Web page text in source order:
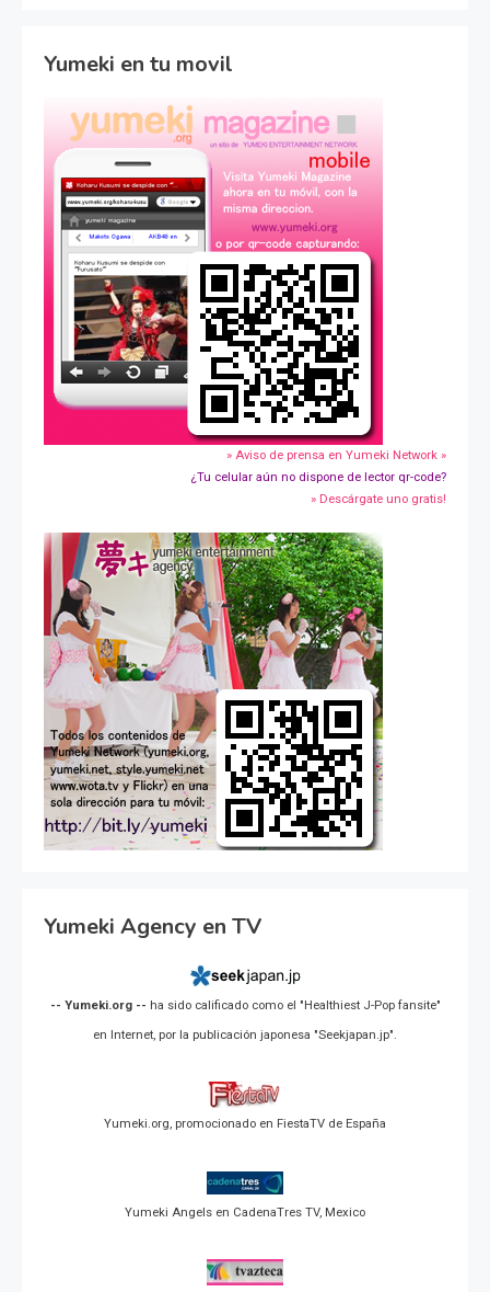
Yumeki en tu movil
» Aviso de prensa en Yumeki Network »
¿Tu celular aún no dispone de lector qr-code?
» Descárgate uno gratis!
Yumeki Agency en TV
-- Yumeki.org -- ha sido calificado como el "Healthiest J-Pop fansite"
en Internet, por la publicación japonesa "Seekjapan.jp".
Yumeki.org, promocionado en FiestaTV de España
Yumeki Angels en CadenaTres TV, Mexico